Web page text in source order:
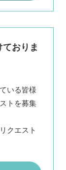
おりま
いる皆様
トを募集
クエスト